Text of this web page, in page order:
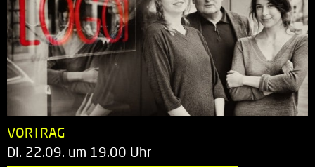
VORTRAG
Di. 22.09. um 19.00 Uhr